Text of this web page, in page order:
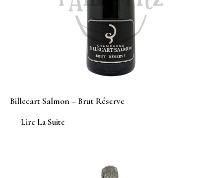
Billecart Salmon – Brut Réserve
Lire La Suite